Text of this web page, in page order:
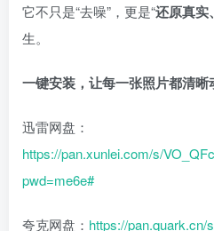
它不只是“去噪”，更是“还原真实
生。
一键安装，让每一张照片都清晰
迅雷网盘：
https://pan.xunlei.com/s/
pwd=me6e#
夸克网盘： https://pan.quark.cn/